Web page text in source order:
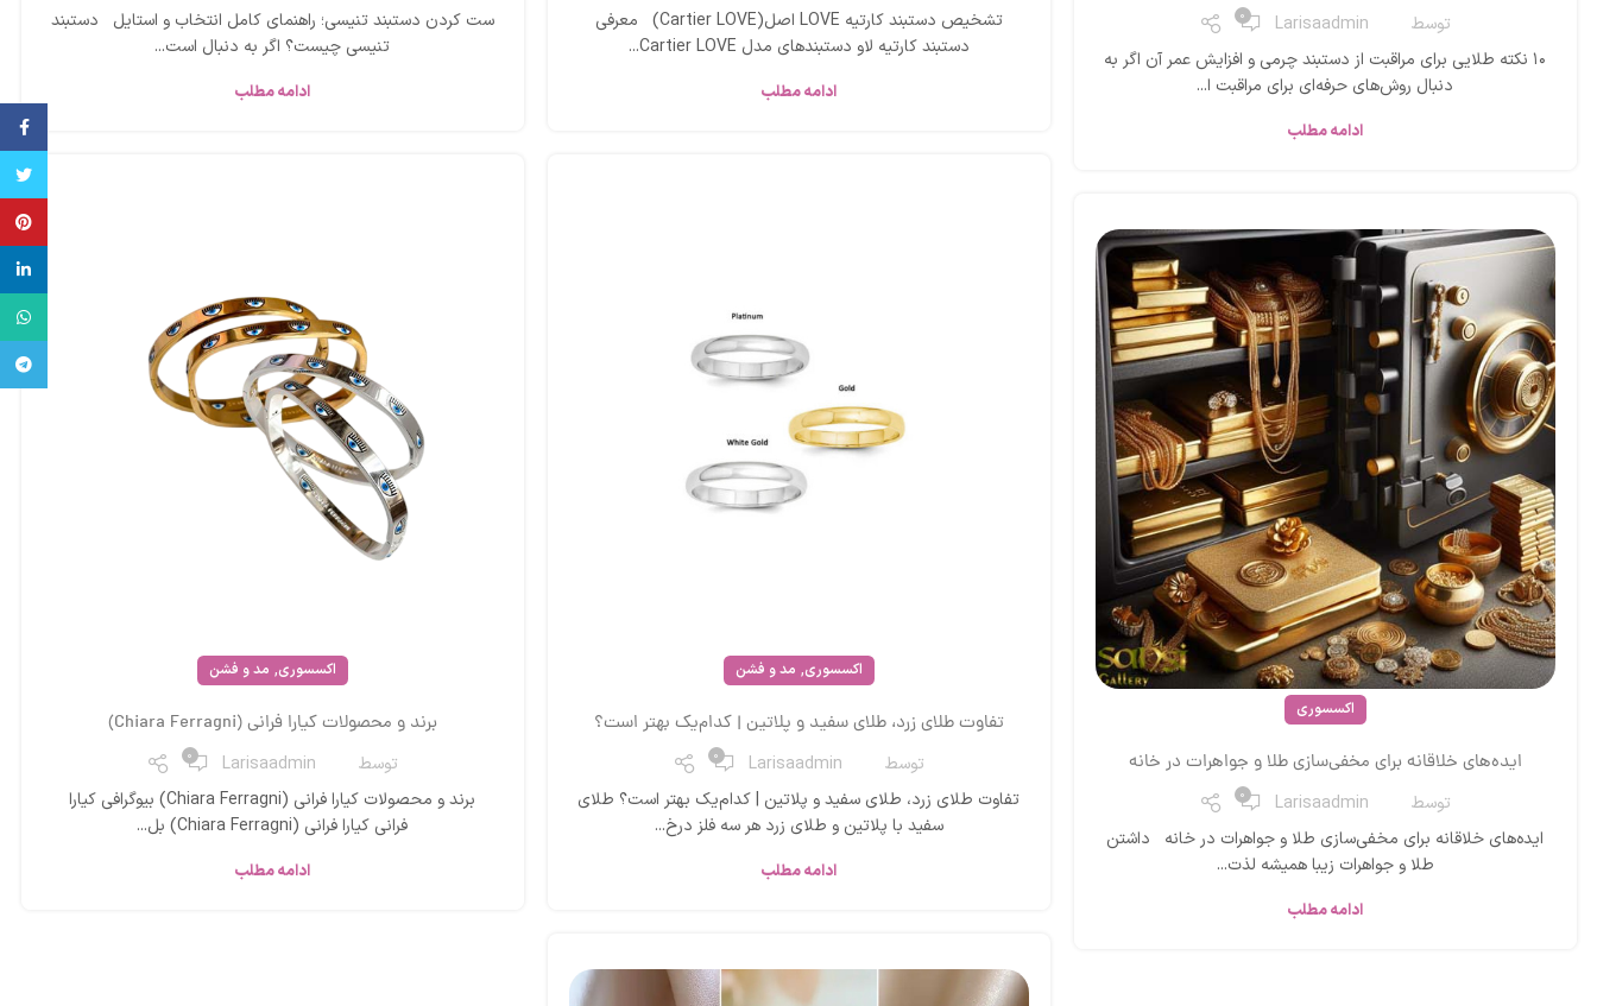
تشخیص دستبند کارتیه LOVE اصل(Cartier LOVE) معرفی
دستبند کارتیه لاو دستبندهای مدل Cartier LOVE...
ادامه مطلب
ست کردن دستبند تنیسی؛ راهنمای کامل انتخاب و استایل دستبند
تنیسی چیست؟ اگر به دنبال است...
ادامه مطلب
توسط Larisaadmin
0
۱۰ نکته طلایی برای مراقبت از دستبند چرمی و افزایش عمر آن اگر به
دنبال روش‌های حرفه‌ای برای مراقبت ا...
ادامه مطلب
اکسسوری, مد و فشن
تفاوت طلای زرد، طلای سفید و پلاتین | کدام‌یک بهتر است؟
توسط Larisaadmin
0
تفاوت طلای زرد، طلای سفید و پلاتین | کدام‌یک بهتر است؟ طلای
سفید با پلاتین و طلای زرد هر سه فلز درخ...
ادامه مطلب
اکسسوری, مد و فشن
برند و محصولات کیارا فرانی (Chiara Ferragni)
توسط Larisaadmin
0
برند و محصولات کیارا فرانی (Chiara Ferragni) بیوگرافی کیارا
فرانی کیارا فرانی (Chiara Ferragni) بل...
ادامه مطلب
اکسسوری
ایده‌های خلاقانه برای مخفی‌سازی طلا و جواهرات در خانه
توسط Larisaadmin
0
ایده‌های خلاقانه برای مخفی‌سازی طلا و جواهرات در خانه داشتن
طلا و جواهرات زیبا همیشه لذت‌...
ادامه مطلب
فیس
تویتر
واتس
تلگرام